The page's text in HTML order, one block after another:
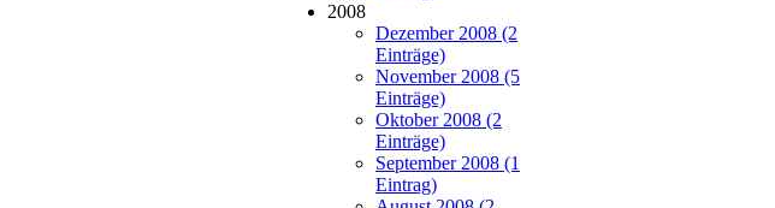
2008
Dezember 2008 (2
Einträge)
November 2008 (5
Einträge)
Oktober 2008 (2
Einträge)
September 2008 (1
Eintrag)